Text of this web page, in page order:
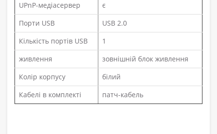
UPnP-медіасервер
є
Порти USB
USB 2.0
Кількість портів USB
1
живлення
зовнішній блок живлення
Колір корпусу
білий
Кабелі в комплекті
патч-кабель